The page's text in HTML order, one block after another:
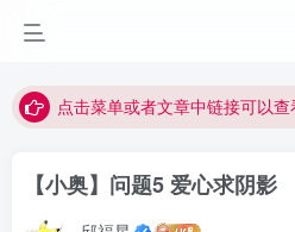
点击菜单或者文章中链接可以
视频无法观看的微信发消息给邱
【小奥】问题5 爱心求阴影